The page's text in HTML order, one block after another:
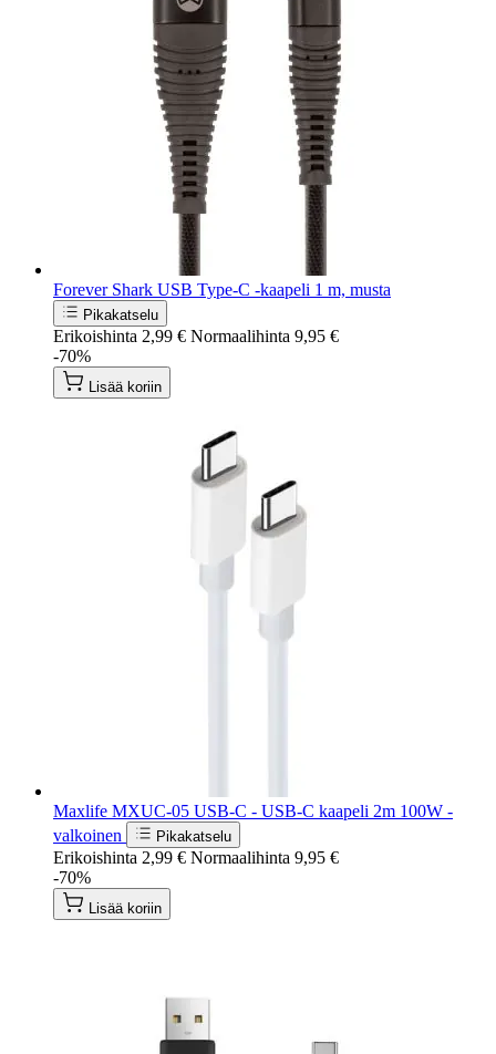
Forever Shark USB Type-C -kaapeli 1 m, musta
Pikakatselu
Erikoishinta 2,99 € Normaalihinta 9,95 €
-70%
Lisää koriin
Maxlife MXUC-05 USB-C - USB-C kaapeli 2m 100W -
valkoinen
Pikakatselu
Erikoishinta 2,99 € Normaalihinta 9,95 €
-70%
Lisää koriin